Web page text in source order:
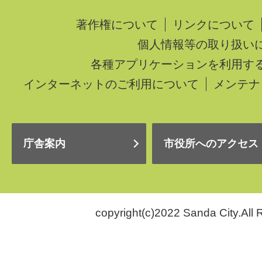
著作権について
リンクについて
個人情報等の取り扱い
各種アプリケーションを利用す
インターネットのご利用について
メンテ
庁舎案内 市役所へのアクセス
copyright(c)2022 Sanda City.All